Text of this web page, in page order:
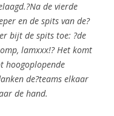
de vierde
en de spits van de?
bijt de spits toe: ?de
lamxxx!? Het komt
hoogoplopende
de?teams elkaar
de hand.